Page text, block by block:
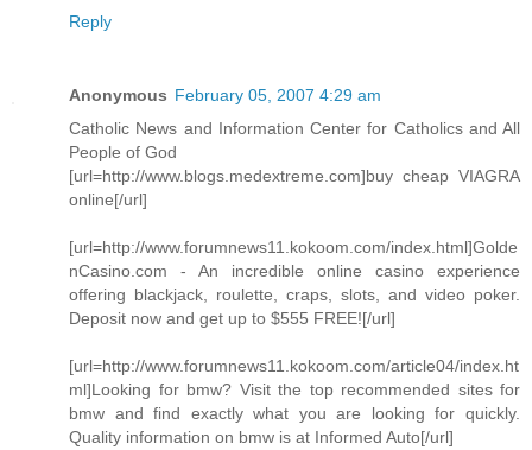
Reply
Anonymous February 05, 2007 4:29 am
Catholic News and Information Center for Catholics and All
People of God
[url=http://www.blogs.medextreme.com]buy cheap VIAGRA
online[/url]
[url=http://www.forumnews11.kokoom.com/index.html]Golde
nCasino.com - An incredible online casino experience
offering blackjack, roulette, craps, slots, and video poker.
Deposit now and get up to $555 FREE![/url]
[url=http://www.forumnews11.kokoom.com/article04/index.ht
ml]Looking for bmw? Visit the top recommended sites for
bmw and find exactly what you are looking for quickly.
Quality information on bmw is at Informed Auto[/url]